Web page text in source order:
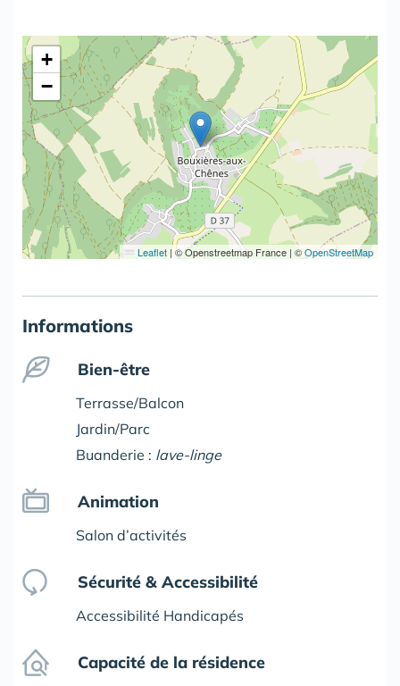
+
−
Leaflet|© Openstreetmap France | ©OpenStreetMap
Informations
Bien-être
Terrasse/Balcon
Jardin/Parc
Buanderie : lave-linge
Animation
Salon d’activités
Sécurité & Accessibilité
Accessibilité Handicapés
Capacité de la résidence